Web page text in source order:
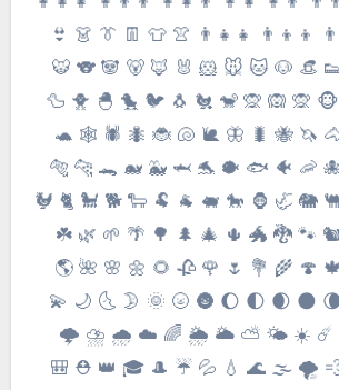
👨‍👦 👨‍👧 👨‍👧‍👦 👨‍👦‍👦 👨‍👧‍👧
👘 👠 👡 👢 👞 👟 👒 🐶 🐱 🐭 🐹
🦁 🐮 🐷 🐽 🐸 🐵 🙊 🙉 🙊 🐒 🐔
🦅 🦉 🦇 🐺 🐗 🐴 🦄 🐝 🐛 🦋 🐌
🐍 🦎 🦂 🦀 🦑 🐙 🦐 🐠 🐟 🐡 🐬
🐃 🐂 🐄 🦌 🐪 🐫 🐘 🦏 🦍 🐎 🐖 🐐
🦃 🕊 🐇 🐁 🐀 🐿 🐾 🐉 🐲 🌵 🎄
🍀 🎍 🎋 🍃 🍂 🍁 🍄 🌾 💐 🌷 🌹
🌍 🌏 🌕 🌖 🌗 🌘 🌑 🌒 🌓 🌔 🌚
⭐️ 🌟 ✨ ⚡️ 🔥 💥 ☄️ ☀️ 🌤 ⛅️
🌨 ☃️ ⛄️ ❄️ 🌬 💨 🌪 🌫 🌊 💧 💦 ☔️